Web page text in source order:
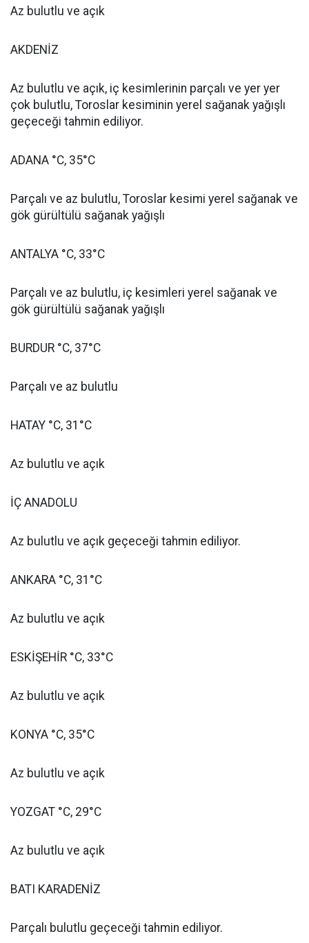
Az bulutlu ve açık
AKDENİZ
Az bulutlu ve açık, iç kesimlerinin parçalı ve yer yer
çok bulutlu, Toroslar kesiminin yerel sağanak yağışlı
geçeceği tahmin ediliyor.
ADANA °C, 35°C
Parçalı ve az bulutlu, Toroslar kesimi yerel sağanak ve
gök gürültülü sağanak yağışlı
ANTALYA °C, 33°C
Parçalı ve az bulutlu, iç kesimleri yerel sağanak ve
gök gürültülü sağanak yağışlı
BURDUR °C, 37°C
Parçalı ve az bulutlu
HATAY °C, 31°C
Az bulutlu ve açık
İÇ ANADOLU
Az bulutlu ve açık geçeceği tahmin ediliyor.
ANKARA °C, 31°C
Az bulutlu ve açık
ESKİŞEHİR °C, 33°C
Az bulutlu ve açık
KONYA °C, 35°C
Az bulutlu ve açık
YOZGAT °C, 29°C
Az bulutlu ve açık
BATI KARADENİZ
Parçalı bulutlu geçeceği tahmin ediliyor.